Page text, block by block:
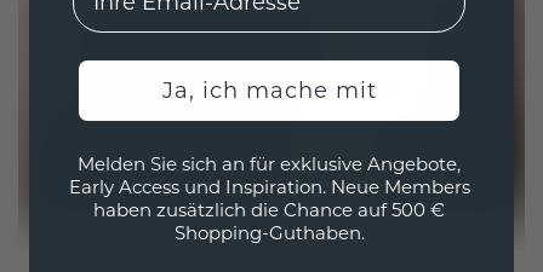
Ja, ich mache mit
Melden Sie sich an für exklusive Angebote,
Early Access und Inspiration. Neue Members
haben zusätzlich die Chance auf 500 €
Shopping-Guthaben.